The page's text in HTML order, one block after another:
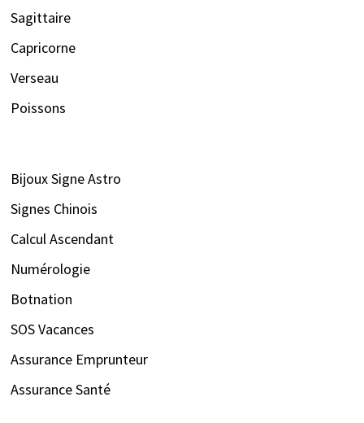
Sagittaire
Capricorne
Verseau
Poissons
Bijoux Signe Astro
Signes Chinois
Calcul Ascendant
Numérologie
Botnation
SOS Vacances
Assurance Emprunteur
Assurance Santé